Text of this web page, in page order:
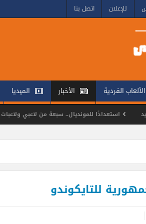
للإعلان اتصل بنا
الألعاب الفردية الأخبار الميديا
للمونديال.. سبعة من لاعبي ولاعبات الهوكي
للتايكوندو